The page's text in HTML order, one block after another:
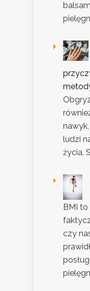
ludzi
życia.
BMI
czy